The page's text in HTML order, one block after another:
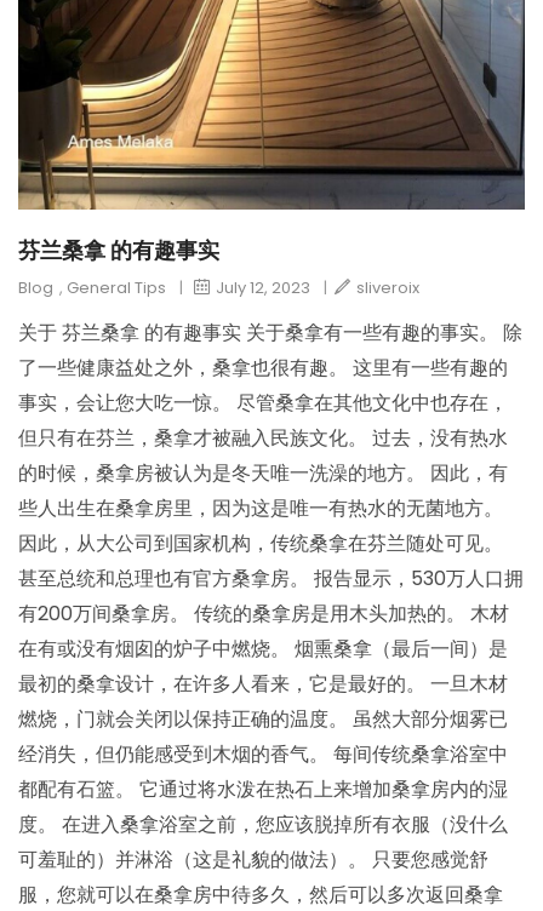
芬兰桑拿 的有趣事实
Blog , General Tips | July 12, 2023 | sliveroix
关于 芬兰桑拿 的有趣事实 关于桑拿有一些有趣的事实。 除
了一些健康益处之外，桑拿也很有趣。 这里有一些有趣的
事实，会让您大吃一惊。 尽管桑拿在其他文化中也存在，
但只有在芬兰，桑拿才被融入民族文化。 过去，没有热水
的时候，桑拿房被认为是冬天唯一洗澡的地方。 因此，有
些人出生在桑拿房里，因为这是唯一有热水的无菌地方。
因此，从大公司到国家机构，传统桑拿在芬兰随处可见。
甚至总统和总理也有官方桑拿房。 报告显示，530万人口拥
有200万间桑拿房。 传统的桑拿房是用木头加热的。 木材
在有或没有烟囱的炉子中燃烧。 烟熏桑拿（最后一间）是
最初的桑拿设计，在许多人看来，它是最好的。 一旦木材
燃烧，门就会关闭以保持正确的温度。 虽然大部分烟雾已
经消失，但仍能感受到木烟的香气。 每间传统桑拿浴室中
都配有石篮。 它通过将水泼在热石上来增加桑拿房内的湿
度。 在进入桑拿浴室之前，您应该脱掉所有衣服（没什么
可羞耻的）并淋浴（这是礼貌的做法）。 只要您感觉舒
服，您就可以在桑拿房中待多久，然后可以多次返回桑拿